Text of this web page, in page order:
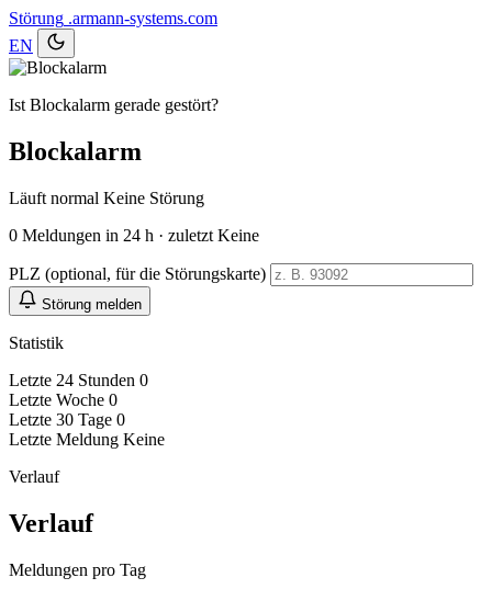
Störung .armann-systems.com
EN
Ist Blockalarm gerade gestört?
Blockalarm
Läuft normal Keine Störung
0 Meldungen in 24 h · zuletzt Keine
PLZ (optional, für die Störungskarte)
Störung melden
Statistik
Letzte 24 Stunden 0
Letzte Woche 0
Letzte 30 Tage 0
Letzte Meldung Keine
Verlauf
Verlauf
Meldungen pro Tag